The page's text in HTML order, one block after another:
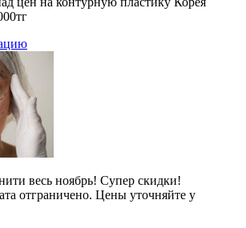
весь ноябрь! Супер скидки!
отграничено. Цены уточняйте у